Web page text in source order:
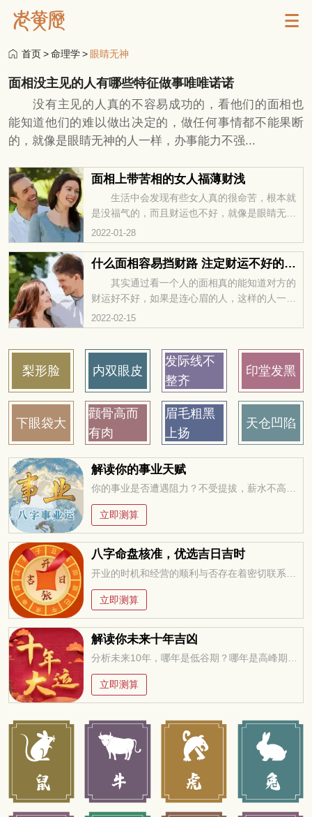
首页>命理学> 眼睛无神
面相没主见的人有哪些特征做事唯唯诺诺
没有主见的人真的不容易成功的，看他们的面相也
能知道他们的难以做出决定的，做任何事情都不能果断
的，就像是眼睛无神的人一样，办事能力不强...
面相上带苦相的女人福薄财浅
生活中会发现有些女人真的很命苦，根本就
是没福气的，而且财运也不好，就像是眼睛无神
的女人一样，在事业方面也难以获得成功，不能
得到领导的认...
2022-01-28
什么面相容易挡财路 注定财运不好的长相
其实通过看一个人的面相真的能知道对方的
财运好不好，如果是连心眉的人，这样的人一般
都不会有好的发展，而且经常都需要为了金钱的
事情感到...
2022-02-15
梨形脸 内双眼皮
发际线不
整齐
印堂发黑
下眼袋大
颧骨高而
有肉
眉毛粗黑
上扬
天仓凹陷
解读你的事业天赋
你的事业是否遭遇阻力？不受提拔，薪水不高，求职迷茫，未来在何方？今年适合改行创业吗？工作变动，贵人运。。。把握先机方能无往不利！
立即测算
八字命盘核准，优选吉日吉时
立即测算
解读你未来十年吉凶
分析未来10年，哪年是低谷期？哪年是高峰期？低谷期如何过度？高峰期如何进取？
立即测算